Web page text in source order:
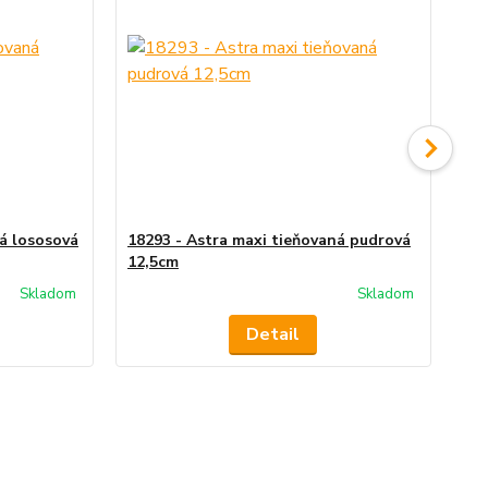
lososová
Skladom
18293 - Astra maxi tieňovaná pudrová
12,5cm
Skladom
Detail